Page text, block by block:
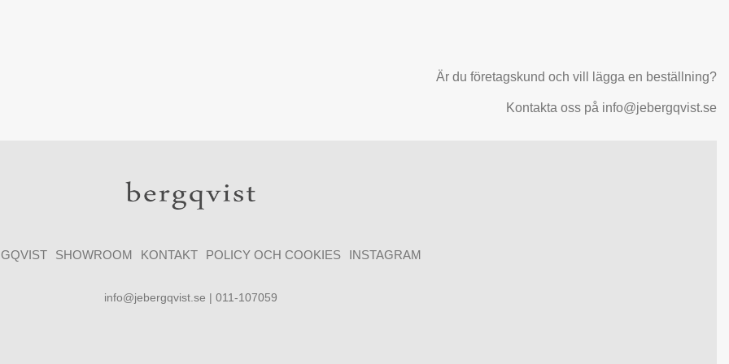
Är du företagskund och vill lägga en beställning?
Kontakta oss på info@jebergqvist.se
SHOWROOM KONTAKT POLICY OCH COOKIES INSTAGRAM
info@jebergqvist.se | 011-107059